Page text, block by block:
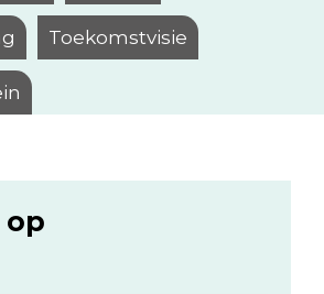
Toekomstvisie
op